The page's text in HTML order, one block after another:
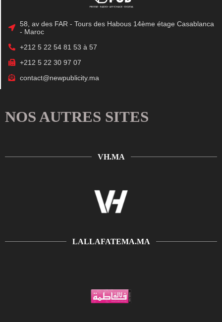
58, av des FAR - Tours des Habous 14ème étage Casablanca
- Maroc
+212 5 22 54 81 53 à 57
+212 5 22 30 97 07
contact@newpublicity.ma
NOS AUTRES SITES
VH.MA
LALLAFATEMA.MA